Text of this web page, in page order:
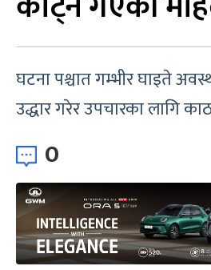
घटना पश्चात गम्भीर घाइते
उद्धार गरेर उपचारका लागि
0